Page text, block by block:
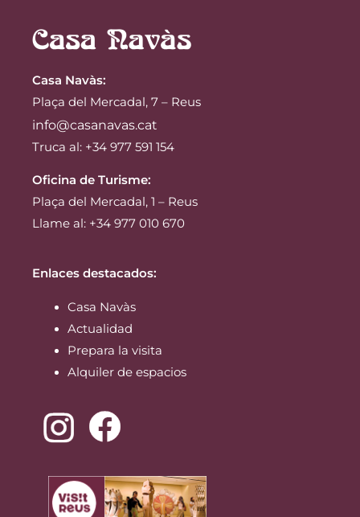
Casa Navàs:
Plaça del Mercadal, 7 – Reus
info@casanavas.cat
Truca al: +34 977 591 154
Oficina de Turisme:
Plaça del Mercadal, 1 – Reus
Llame al: +34 977 010 670
Enlaces destacados:
Casa Navàs
Actualidad
Prepara la visita
Alquiler de espacios